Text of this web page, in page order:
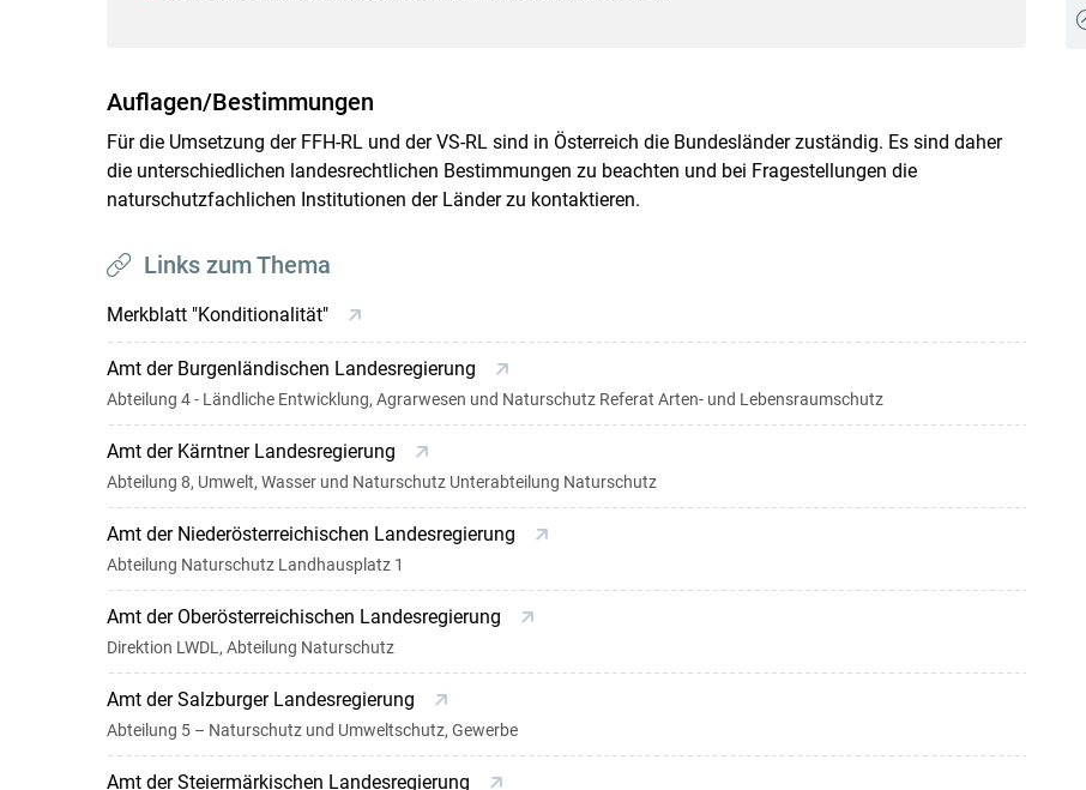
Auflagen/Bestimmungen
Für die Umsetzung der FFH-RL und der VS-RL sind in Österreich die Bundesländer zuständig. Es sind daher
die unterschiedlichen landesrechtlichen Bestimmungen zu beachten und bei Fragestellungen die
naturschutzfachlichen Institutionen der Länder zu kontaktieren.
Links zum Thema
Merkblatt "Konditionalität"
Amt der Burgenländischen Landesregierung
Abteilung 4 - Ländliche Entwicklung, Agrarwesen und Naturschutz Referat Arten- und Lebensraumschutz
Amt der Kärntner Landesregierung
Abteilung 8, Umwelt, Wasser und Naturschutz Unterabteilung Naturschutz
Amt der Niederösterreichischen Landesregierung
Abteilung Naturschutz Landhausplatz 1
Amt der Oberösterreichischen Landesregierung
Direktion LWDL, Abteilung Naturschutz
Amt der Salzburger Landesregierung
Abteilung 5 – Naturschutz und Umweltschutz, Gewerbe
Amt der Steiermärkischen Landesregierung